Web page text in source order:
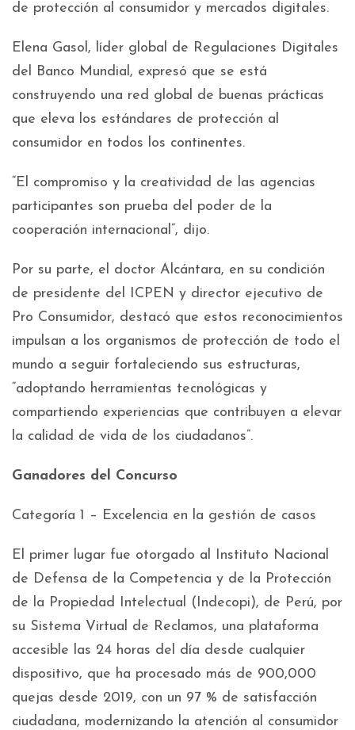
de protección al consumidor y mercados digitales.
Elena Gasol, líder global de Regulaciones Digitales
del Banco Mundial, expresó que se está
construyendo una red global de buenas prácticas
que eleva los estándares de protección al
consumidor en todos los continentes.
“El compromiso y la creatividad de las agencias
participantes son prueba del poder de la
cooperación internacional”, dijo.
Por su parte, el doctor Alcántara, en su condición
de presidente del ICPEN y director ejecutivo de
Pro Consumidor, destacó que estos reconocimientos
impulsan a los organismos de protección de todo el
mundo a seguir fortaleciendo sus estructuras,
“adoptando herramientas tecnológicas y
compartiendo experiencias que contribuyen a elevar
la calidad de vida de los ciudadanos”.
Ganadores del Concurso
Categoría 1 – Excelencia en la gestión de casos
El primer lugar fue otorgado al Instituto Nacional
de Defensa de la Competencia y de la Protección
de la Propiedad Intelectual (Indecopi), de Perú, por
su Sistema Virtual de Reclamos, una plataforma
accesible las 24 horas del día desde cualquier
dispositivo, que ha procesado más de 900,000
quejas desde 2019, con un 97 % de satisfacción
ciudadana, modernizando la atención al consumidor